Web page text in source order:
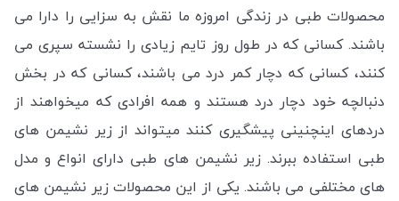
محصولات طبی در زندگی امروزه ما نقش به سزایی را دارا می
باشند. کسانی که در طول روز تایم زیادی را نشسته سپری می
کنند، کسانی که دچار کمر درد می باشند، کسانی که در بخش
دنبالچه خود دچار درد هستند و همه افرادی که میخواهند از
دردهای اینچنینی پیشگیری کنند میتواند از زیر نشیمن های
طبی استفاده ببرند. زیر نشیمن های طبی دارای انواع و مدل
های مختلفی می باشند. یکی از این محصولات زیر نشیمن های